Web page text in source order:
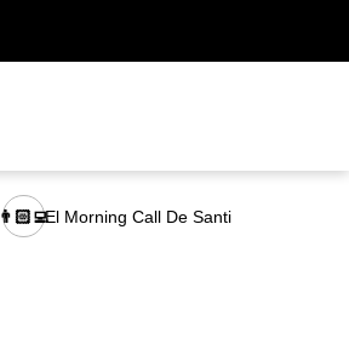
👨🏻‍💻El Morning Call De Santi